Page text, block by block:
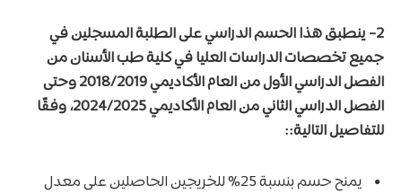
2- ينطبق هذا الحسم الدراسي على الطلبة المسجلين في
جميع تخصصات الدراسات العليا في كلية طب الأسنان من
الفصل الدراسي الأول من العام الأكاديمي 2018/2019 وحتى
الفصل الدراسي الثاني من العام الأكاديمي 2024/2025، وفقًا
للتفاصيل التالية::
يمنح حسم بنسبة 25% للخريجين الحاصلين على معدل